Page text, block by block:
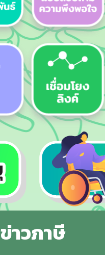
ข่าวภาษี